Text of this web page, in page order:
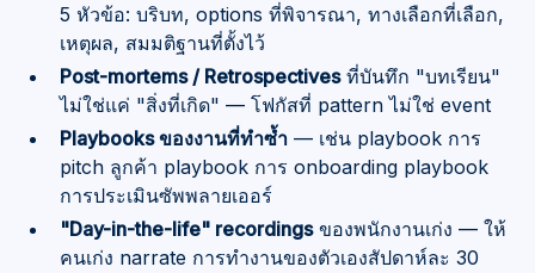
5 หัวข้อ: บริบท, options ที่พิจารณา, ทางเลือกที่เลือก,
เหตุผล, สมมติฐานที่ตั้งไว้
Post-mortems / Retrospectivesที่บันทึก "บทเรียน"
ไม่ใช่แค่ "สิ่งที่เกิด" — โฟกัสที่ pattern ไม่ใช่ event
Playbooks ของงานที่ทำซ้ำ — เช่น playbook การ
pitch ลูกค้า playbook การ onboarding playbook
การประเมินซัพพลายเออร์
"Day-in-the-life" recordingsของพนักงานเก่ง — ให้
คนเก่ง narrate การทำงานของตัวเองสัปดาห์ละ 30